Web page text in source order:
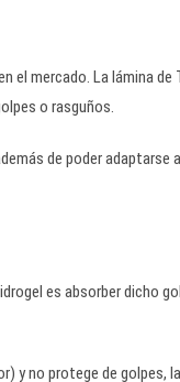
mercado. La lámina
o rasguños.
de poder
es absorber dicho
y no protege de